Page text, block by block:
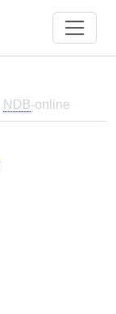
NDB-online